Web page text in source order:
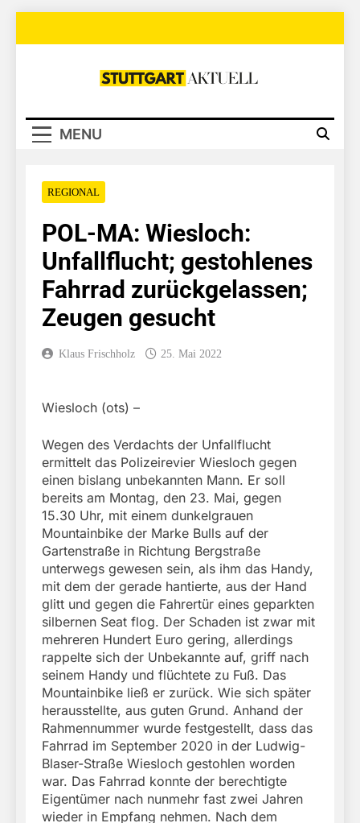
Stuttgart
MENU
REGIONAL
POL-MA: Wiesloch:
Unfallflucht; gestohlenes
Fahrrad zurückgelassen;
Zeugen gesucht
Klaus Frischholz 25. Mai 2022
Wiesloch (ots) –
Wegen des Verdachts der Unfallflucht
ermittelt das Polizeirevier Wiesloch gegen
einen bislang unbekannten Mann. Er soll
bereits am Montag, den 23. Mai, gegen
15.30 Uhr, mit einem dunkelgrauen
Mountainbike der Marke Bulls auf der
Gartenstraße in Richtung Bergstraße
unterwegs gewesen sein, als ihm das Handy,
mit dem der gerade hantierte, aus der Hand
glitt und gegen die Fahrertür eines geparkten
silbernen Seat flog. Der Schaden ist zwar mit
mehreren Hundert Euro gering, allerdings
rappelte sich der Unbekannte auf, griff nach
seinem Handy und flüchtete zu Fuß. Das
Mountainbike ließ er zurück. Wie sich später
herausstellte, aus guten Grund. Anhand der
Rahmennummer wurde festgestellt, dass das
Fahrrad im September 2020 in der Ludwig-
Blaser-Straße Wiesloch gestohlen worden
war. Das Fahrrad konnte der berechtigte
Eigentümer nach nunmehr fast zwei Jahren
wieder in Empfang nehmen. Nach dem